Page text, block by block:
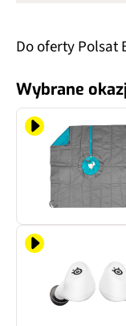
Do oferty Polsat
Wybrane